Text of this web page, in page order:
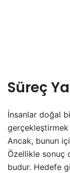
Süreç
İnsanlar doğal
Ancak, bunun
Özellikle sonuç
budur. Hedefe